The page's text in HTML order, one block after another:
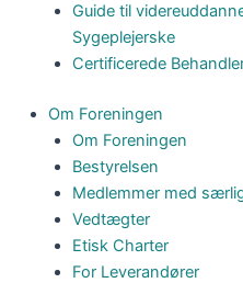
Guide til
Sygeplejerske
Certificerede
Om Foreningen
Om Foreningen
Bestyrelsen
Medlemmer med
Vedtægter
Etisk Charter
For Leverandører